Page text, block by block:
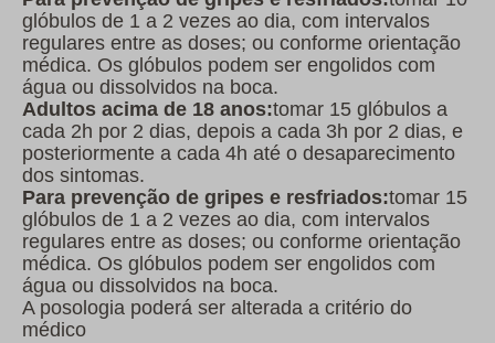
glóbulos de 1 a 2 vezes ao dia, com intervalos
regulares entre as doses; ou conforme orientação
médica. Os glóbulos podem ser engolidos com
água ou dissolvidos na boca.
Adultos acima de 18 anos:tomar 15 glóbulos a
cada 2h por 2 dias, depois a cada 3h por 2 dias, e
posteriormente a cada 4h até o desaparecimento
dos sintomas.
Para prevenção de gripes e resfriados:tomar 15
glóbulos de 1 a 2 vezes ao dia, com intervalos
regulares entre as doses; ou conforme orientação
médica. Os glóbulos podem ser engolidos com
água ou dissolvidos na boca.
A posologia poderá ser alterada a critério do
médico